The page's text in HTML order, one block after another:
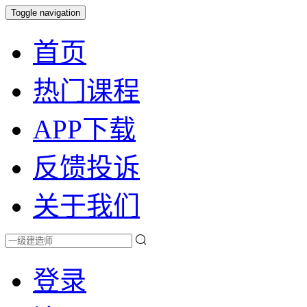
Toggle navigation
首页
热门课程
APP下载
反馈投诉
关于我们
登录